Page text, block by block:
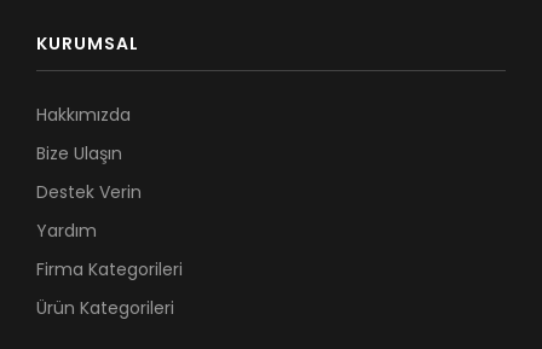
KURUMSAL
Hakkımızda
Bize Ulaşın
Destek Verin
Yardım
Firma Kategorileri
Ürün Kategorileri